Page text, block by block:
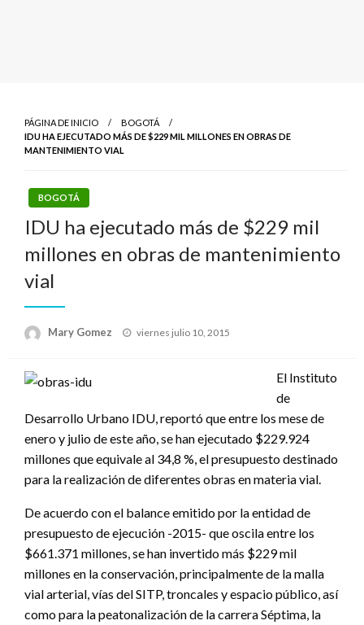
PÁGINA DE INICIO
BOGOTÁ
IDU HA EJECUTADO MÁS DE $229 MIL MILLONES EN OBRAS DE
MANTENIMIENTO VIAL
BOGOTÁ
IDU ha ejecutado más de $229 mil
millones en obras de mantenimiento
vial
Mary Gomez
Publicado
viernes julio 10, 2015
El Instituto
de
Desarrollo Urbano IDU, reportó que entre los mese de
enero y julio de este año, se han ejecutado $229.924
millones que equivale al 34,8 %, el presupuesto destinado
para la realización de diferentes obras en materia vial.
De acuerdo con el balance emitido por la entidad de
presupuesto de ejecución -2015- que oscila entre los
$661.371 millones, se han invertido más $229 mil
millones en la conservación, principalmente de la malla
vial arterial, vías del SITP, troncales y espacio público, así
como para la peatonalización de la carrera Séptima, la